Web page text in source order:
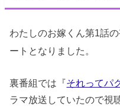
わたしのお嫁くん第1話
ートとなりました。
裏番組では『それってパ
ラマ放送していたので視